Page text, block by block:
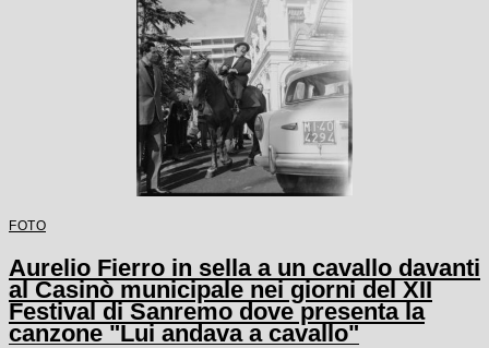
FOTO
Aurelio Fierro in sella a un cavallo davanti
al Casinò municipale nei giorni del XII
Festival di Sanremo dove presenta la
canzone "Lui andava a cavallo"